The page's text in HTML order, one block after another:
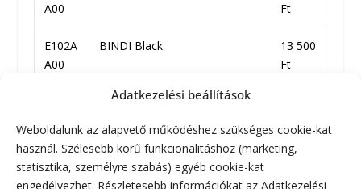
Adatkezelési beállítások
Weboldalunk az alapvető működéshez szükséges cookie-kat
használ. Szélesebb körű funkcionalitáshoz (marketing,
statisztika, személyre szabás) egyéb cookie-kat
engedélyezhet. Részletesebb információkat az Adatkezelési
A00
Ft
E102A
A00
BINDI Black
13 500
Ft
BINDI Orange
E102A
A02
BINDI emerald
13 500